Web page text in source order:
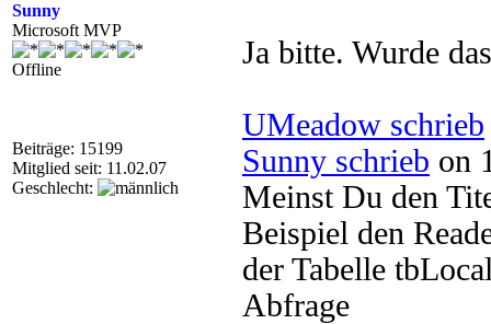
Sunny
Microsoft MVP
Offline
Beiträge: 15199
Mitglied seit: 11.02.07
Geschlecht:
Ja bitte. Wurde
UMeadow schrieb
Sunny schrieb on
Meinst Du den
Beispiel den
der Tabelle
Abfrage